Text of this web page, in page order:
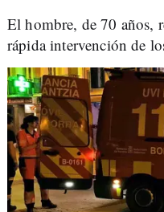
El hombre, de 70 años,
rápida intervención de